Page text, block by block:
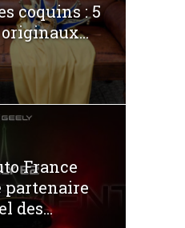
coquins : 5
France
partenaire
des...